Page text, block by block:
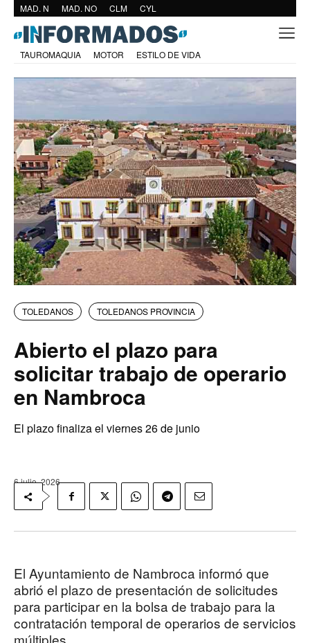
MAD. N MAD. NO CLM CYL
TAUROMAQUIA MOTOR ESTILO DE VIDA
TOLEDANOS TOLEDANOS PROVINCIA
Abierto el plazo para
solicitar trabajo de operario
en Nambroca
El plazo finaliza el viernes 26 de junio
6 julio, 2026
El Ayuntamiento de Nambroca informó que
abrió el plazo de presentación de solicitudes
para participar en la bolsa de trabajo para la
contratación temporal de operarios de servicios